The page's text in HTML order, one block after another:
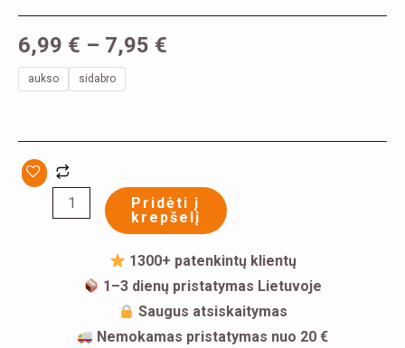
6,99 € – 7,95 €
aukso sidabro
produkto
auskaras
Pridėti į
krepšelį
1300+ patenkintų klientų
1–3 dienų pristatymas Lietuvoje
Saugus atsiskaitymas
Nemokamas pristatymas nuo 20 €